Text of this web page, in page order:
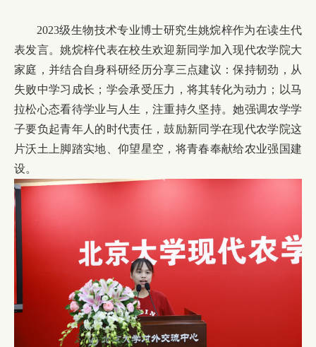
2023级生物技术专业博士研究生姚烷梓作为在读生代
表发言。姚烷梓代表在校生欢迎新同学加入现代农学院大
家庭，并结合自身科研经历分享三点建议：保持韧劲，从
失败中学习成长；学会承受压力，将其转化为动力；以马
拉松心态看待学业与人生，注重持久坚持。她强调农学学
子要负起青年人的时代责任，鼓励新同学在现代农学院这
片沃土上脚踏实地、仰望星空，将青春奉献给农业强国建
设。